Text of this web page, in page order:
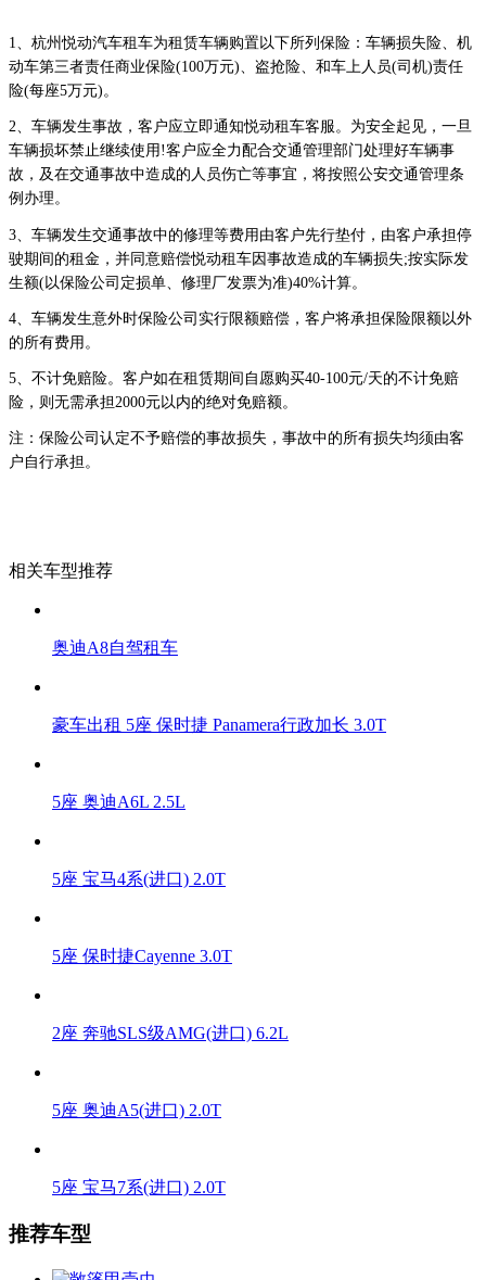
1、杭州悦动汽车租车为租赁车辆购置以下所列保险：车辆损失险、机
动车第三者责任商业保险(100万元)、盗抢险、和车上人员(司机)责任
险(每座5万元)。
2、车辆发生事故，客户应立即通知悦动租车客服。为安全起见，一旦
车辆损坏禁止继续使用!客户应全力配合交通管理部门处理好车辆事
故，及在交通事故中造成的人员伤亡等事宜，将按照公安交通管理条
例办理。
3、车辆发生交通事故中的修理等费用由客户先行垫付，由客户承担停
驶期间的租金，并同意赔偿悦动租车因事故造成的车辆损失;按实际发
生额(以保险公司定损单、修理厂发票为准)40%计算。
4、车辆发生意外时保险公司实行限额赔偿，客户将承担保险限额以外
的所有费用。
5、不计免赔险。客户如在租赁期间自愿购买40-100元/天的不计免赔
险，则无需承担2000元以内的绝对免赔额。
注：保险公司认定不予赔偿的事故损失，事故中的所有损失均须由客
户自行承担。
相关车型推荐
奥迪A8自驾租车
豪车出租 5座 保时捷 Panamera行政加长 3.0T
5座 奥迪A6L 2.5L
5座 宝马4系(进口) 2.0T
5座 保时捷Cayenne 3.0T
2座 奔驰SLS级AMG(进口) 6.2L
5座 奥迪A5(进口) 2.0T
5座 宝马7系(进口) 2.0T
推荐车型